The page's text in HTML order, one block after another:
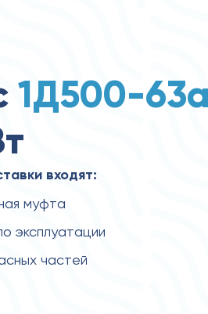
1Д500-63а
входят:
муфта
эксплуатации
частей